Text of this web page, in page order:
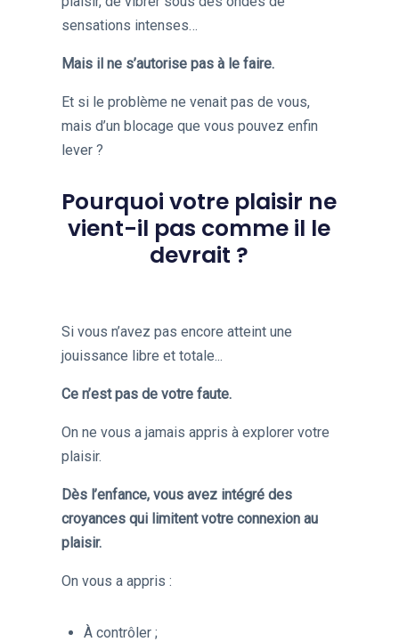
sensations intenses…
Mais il ne s’autorise pas à le faire.
Et si le problème ne venait pas de vous,
mais d’un blocage que vous pouvez enfin
lever ?
Pourquoi votre plaisir ne
vient-il pas comme il le
devrait ?
Si vous n’avez pas encore atteint une
jouissance libre et totale...
Ce n’est pas de votre faute.
On ne vous a jamais appris à explorer votre
plaisir.
Dès l’enfance, vous avez intégré des
croyances qui limitent votre connexion au
plaisir.
On vous a appris :
À contrôler ;